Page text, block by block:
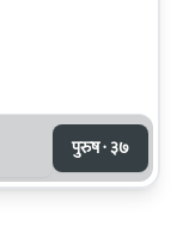
पुरुष · ३७